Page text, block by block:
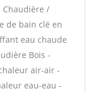
Chaudière /
de bain clé en
eau chaude
Bois -
air-air -
eau-eau -